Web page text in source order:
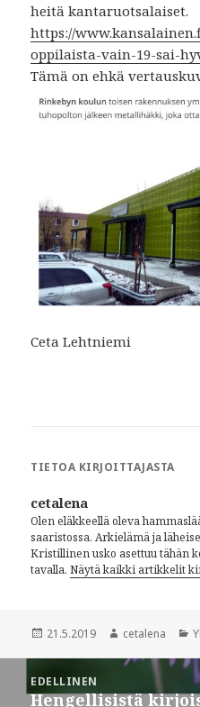
heitä kantaruotsalaiset.
https://
oppilaista-vain-19-sai-
Tämä on ehkä
Ceta Lehtniemi
TIETOA KIRJOITTAJASTA
cetalena
Olen eläkkeellä oleva
saaristossa. Arkielämä ja
Kristillinen usko asettuu tähän
tavalla.Näytä kaikki artikkelit
Julkaistu
21.5.2019 Kirjoittaja
cetalena
selaus
EDELLINEN
Edellinen
Hengellisistä